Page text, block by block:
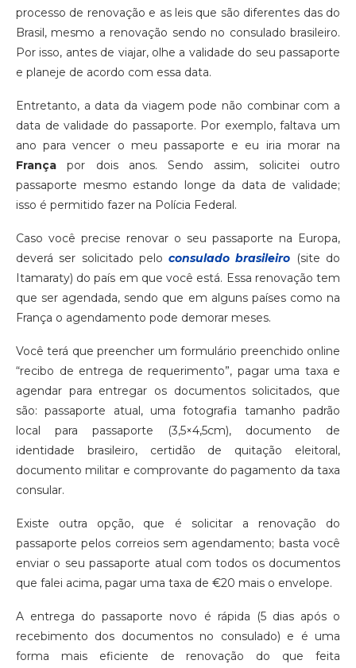
processo de renovação e as leis que são diferentes das do
Brasil, mesmo a renovação sendo no consulado brasileiro.
Por isso, antes de viajar, olhe a validade do seu passaporte
e planeje de acordo com essa data.
Entretanto, a data da viagem pode não combinar com a
data de validade do passaporte. Por exemplo, faltava um
ano para vencer o meu passaporte e eu iria morar na
França por dois anos. Sendo assim, solicitei outro
passaporte mesmo estando longe da data de validade;
isso é permitido fazer na Polícia Federal.
Caso você precise renovar o seu passaporte na Europa,
deverá ser solicitado peloconsulado brasileiro (site do
Itamaraty) do país em que você está. Essa renovação tem
que ser agendada, sendo que em alguns países como na
França o agendamento pode demorar meses.
Você terá que preencher um formulário preenchido online
“recibo de entrega de requerimento”, pagar uma taxa e
agendar para entregar os documentos solicitados, que
são: passaporte atual, uma fotografia tamanho padrão
local para passaporte (3,5×4,5cm), documento de
identidade brasileiro, certidão de quitação eleitoral,
documento militar e comprovante do pagamento da taxa
consular.
Existe outra opção, que é solicitar a renovação do
passaporte pelos correios sem agendamento; basta você
enviar o seu passaporte atual com todos os documentos
que falei acima, pagar uma taxa de €20 mais o envelope.
A entrega do passaporte novo é rápida (5 dias após o
recebimento dos documentos no consulado) e é uma
forma mais eficiente de renovação do que feita